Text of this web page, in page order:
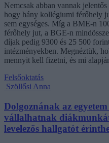
Nemcsak abban vannak
hogy hány kollégiumi férőhely
sem egységes. Míg a BME-n
férőhely jut, a BGE-n
díjak pedig 9300 és 25 500
intézményekben. Megnéztük,
mennyit kell fizetni, és mi
Felsőoktatás
Szöllősi Anna
Dolgoznának az
vállalhatnak
levelezős hallgatót